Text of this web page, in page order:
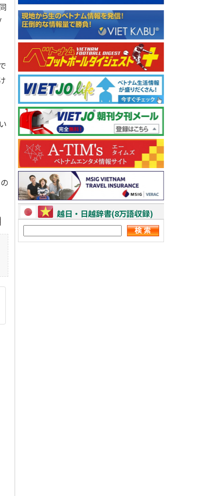
越日・日越辞書(8万語収録)